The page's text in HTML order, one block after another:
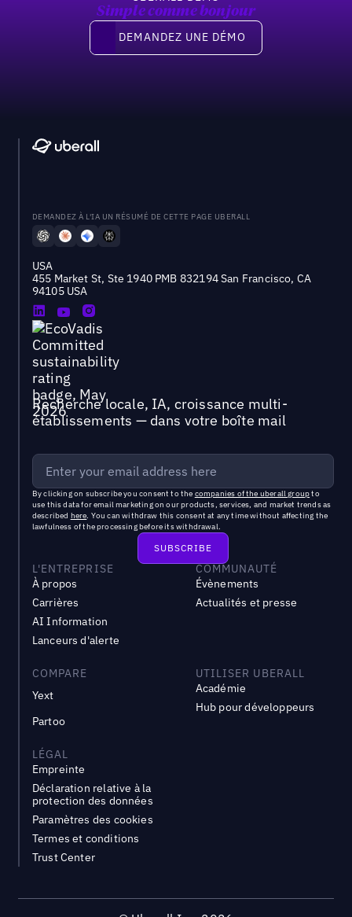
Simple comme bonjour
Demandez une démo
DEMANDEZ UNE DÉMO
DEMANDEZ À L'IA UN RÉSUMÉ DE CETTE PAGE UBERALL
USA
455 Market St, Ste 1940 PMB 832194 San Francisco, CA
94105 USA
Recherche locale, IA, croissance multi-
établissements — dans votre boîte mail
By clicking on subscribe you consent to the companies of the uberall groupto
use this data for email marketing on our products, services, and market trends as
described here. You can withdraw this consent at any time without affecting the
lawfulness of the processing before its withdrawal.
L'ENTREPRISE
À propos
Carrières
AI Information
Lanceurs d'alerte
COMMUNAUTÉ
Évènements
Actualités et presse
COMPARE
Yext
Partoo
UTILISER UBERALL
Académie
Hub pour développeurs
LÉGAL
Empreinte
Déclaration relative à la
protection des données
Paramètres des cookies
Termes et conditions
Trust Center